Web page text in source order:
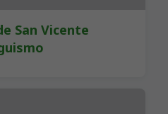
San Vicente